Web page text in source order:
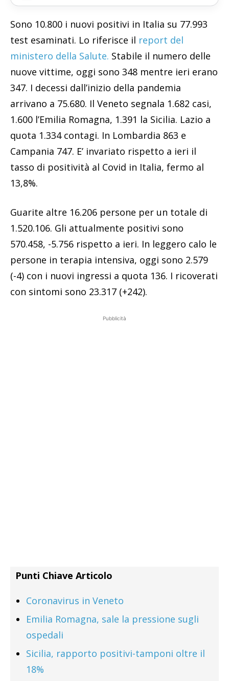
Sono 10.800 i nuovi positivi in Italia su 77.993
test esaminati. Lo riferisce il report del
ministero della Salute. Stabile il numero delle
nuove vittime, oggi sono 348 mentre ieri erano
347. I decessi dall’inizio della pandemia
arrivano a 75.680. Il Veneto segnala 1.682 casi,
1.600 l’Emilia Romagna, 1.391 la Sicilia. Lazio a
quota 1.334 contagi. In Lombardia 863 e
Campania 747. E’ invariato rispetto a ieri il
tasso di positività al Covid in Italia, fermo al
13,8%.
Guarite altre 16.206 persone per un totale di
1.520.106. Gli attualmente positivi sono
570.458, -5.756 rispetto a ieri. In leggero calo le
persone in terapia intensiva, oggi sono 2.579
(-4) con i nuovi ingressi a quota 136. I ricoverati
con sintomi sono 23.317 (+242).
Pubblicità
Punti Chiave Articolo
Coronavirus in Veneto
Emilia Romagna, sale la pressione sugli
ospedali
Sicilia, rapporto positivi-tamponi oltre il
18%